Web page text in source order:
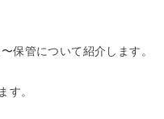
保管について紹介します。
す。